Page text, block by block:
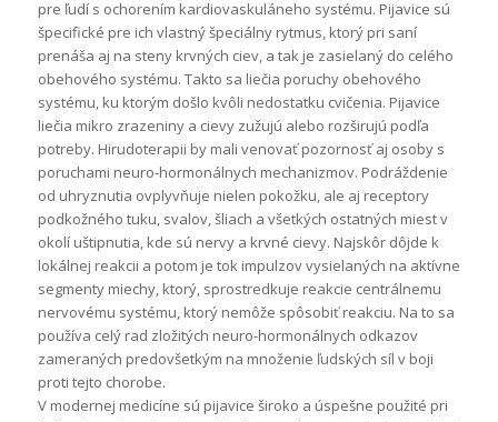
pre ľudí s ochorením kardiovaskuláneho systému. Pijavice sú
špecifické pre ich vlastný špeciálny rytmus, ktorý pri saní
prenáša aj na steny krvných ciev, a tak je zasielaný do celého
obehového systému. Takto sa liečia poruchy obehového
systému, ku ktorým došlo kvôli nedostatku cvičenia. Pijavice
liečia mikro zrazeniny a cievy zužujú alebo rozširujú podľa
potreby. Hirudoterapii by mali venovať pozornosť aj osoby s
poruchami neuro-hormonálnych mechanizmov. Podráždenie
od uhryznutia ovplyvňuje nielen pokožku, ale aj receptory
podkožného tuku, svalov, šliach a všetkých ostatných miest v
okolí uštipnutia, kde sú nervy a krvné cievy. Najskôr dôjde k
lokálnej reakcii a potom je tok impulzov vysielaných na aktívne
segmenty miechy, ktorý, sprostredkuje reakcie centrálnemu
nervovému systému, ktorý nemôže spôsobiť reakciu. Na to sa
používa celý rad zložitých neuro-hormonálnych odkazov
zameraných predovšetkým na množenie ľudských síl v boji
proti tejto chorobe.
V modernej medicíne sú pijavice široko a úspešne použité pri